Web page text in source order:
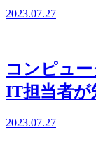
2023.07.27
コンピュー
IT担当者が
2023.07.27